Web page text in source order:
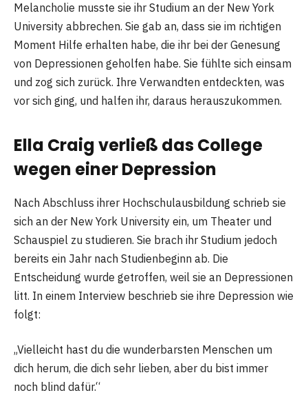
Melancholie musste sie ihr Studium an der New York
University abbrechen. Sie gab an, dass sie im richtigen
Moment Hilfe erhalten habe, die ihr bei der Genesung
von Depressionen geholfen habe. Sie fühlte sich einsam
und zog sich zurück. Ihre Verwandten entdeckten, was
vor sich ging, und halfen ihr, daraus herauszukommen.
Ella Craig verließ das College
wegen einer Depression
Nach Abschluss ihrer Hochschulausbildung schrieb sie
sich an der New York University ein, um Theater und
Schauspiel zu studieren. Sie brach ihr Studium jedoch
bereits ein Jahr nach Studienbeginn ab. Die
Entscheidung wurde getroffen, weil sie an Depressionen
litt. In einem Interview beschrieb sie ihre Depression wie
folgt:
„Vielleicht hast du die wunderbarsten Menschen um
dich herum, die dich sehr lieben, aber du bist immer
noch blind dafür.“